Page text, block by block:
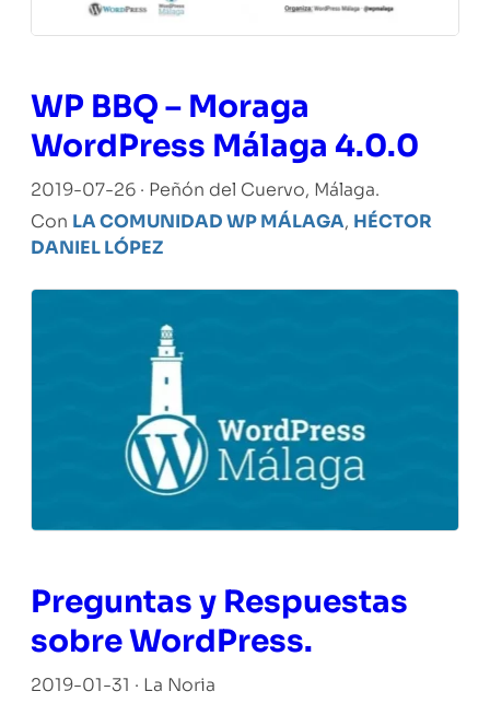
WP BBQ – Moraga
WordPress Málaga 4.0.0
2019-07-26 · Peñón del Cuervo, Málaga.
Con LA COMUNIDAD WP MÁLAGA, HÉCTOR
DANIEL LÓPEZ
Preguntas y Respuestas
sobre WordPress.
2019-01-31 · La Noria